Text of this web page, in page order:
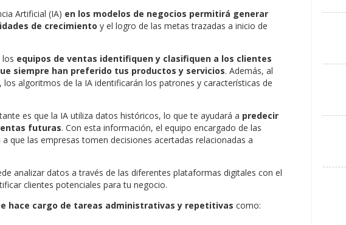
Artificial (IA) en los modelos de negocios permitirá generar
de crecimiento y el logro de las metas trazadas a inicio de
los equipos de ventas identifiquen y clasifiquen a los clientes
siempre han preferido tus productos y servicios. Además, al
los algoritmos de la IA identificarán los patrones y características de
es que la IA utiliza datos históricos, lo que te ayudará a predecir
futuras. Con esta información, el equipo encargado de las
que las empresas tomen decisiones acertadas relacionadas a
analizar datos a través de las diferentes plataformas digitales con el
clientes potenciales para tu negocio.
hace cargo de tareas administrativas y repetitivas como: